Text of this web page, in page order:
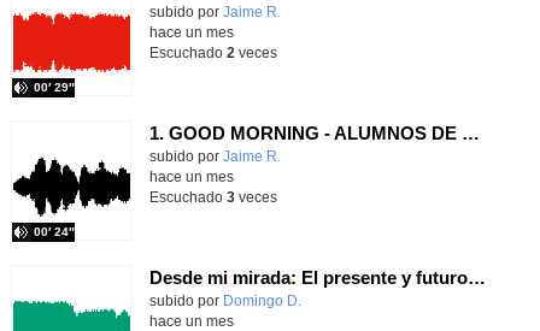
Contenido educativo.
subido por Jaime R.
00′ 29″
hace un mes
Escuchado 2 veces
1. GOOD MORNING - ALUMNOS DE QUINTO
Contenido educativo.
subido por Jaime R.
00′ 24″
hace un mes
Escuchado 3veces
Desde mi mirada: El presente y futuro del Aula TEA
Contenido educativo.
subido por Domingo D.
hace un mes